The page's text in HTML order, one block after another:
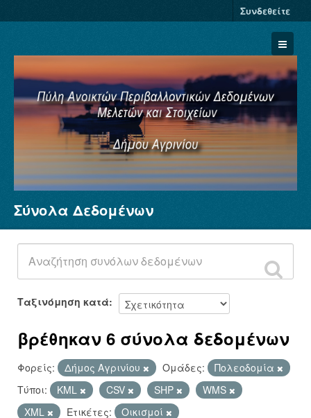
Συνδεθείτε
Σύνολα Δεδομένων
Φορείς
Ομάδες
Σχετικά
Σύνολα Δεδομένων
Ταξινόμηση κατά
βρέθηκαν 6 σύνολα δεδομένων
Φορείς: Δήμος Αγρινίου Ομάδες:
Πολεοδομία
Τύποι:
KML CSV SHP
WMS
XML
Ετικέτες:
Οικισμοί